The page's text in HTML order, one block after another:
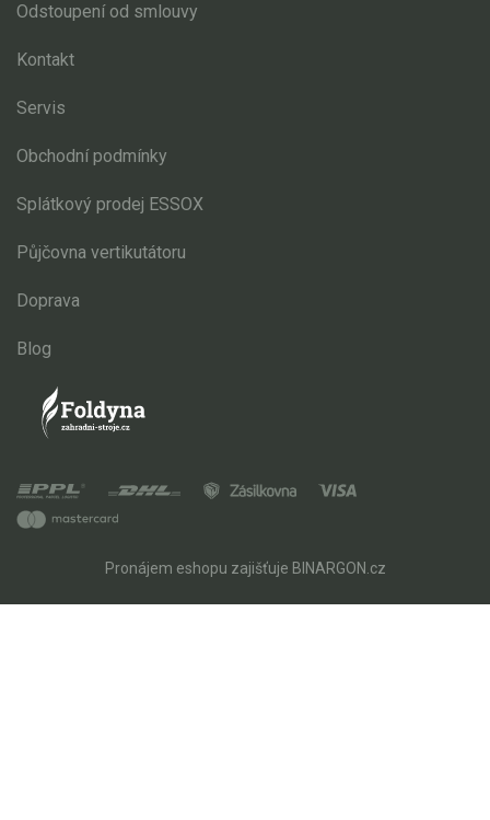
Odstoupení od smlouvy
Kontakt
Servis
Obchodní podmínky
Splátkový prodej ESSOX
Půjčovna vertikutátoru
Doprava
Blog
Pronájem eshopu zajišťuje BINARGON.cz